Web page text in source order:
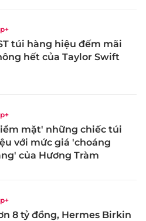
túi hàng hiệu đếm mãi
hết của Taylor Swift
mặt' những chiếc túi
với mức giá 'choáng
của Hương Tràm
8 tỷ đồng, Hermes Birkin